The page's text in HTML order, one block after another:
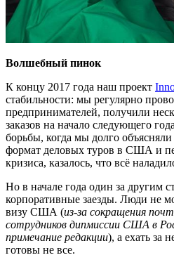
Волшебный пинок
К концу 2017 года наш проект
стабильности: мы регулярно
предпринимателей, получили
заказов на начало следующего
борьбы, когда мы долго
формат деловых туров в США и
кризиса, казалось, что всё
Но в начале года один за другим
корпоративные заезды. Люди не
визу США (из-за сокращения
сотрудников дипмиссии США в
примечание редакции), а ехать за
готовы не все.